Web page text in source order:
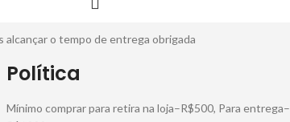
o tempo de entrega obrigada
Política
Mínimo comprar para retira na loja–R$500, Para entrega–